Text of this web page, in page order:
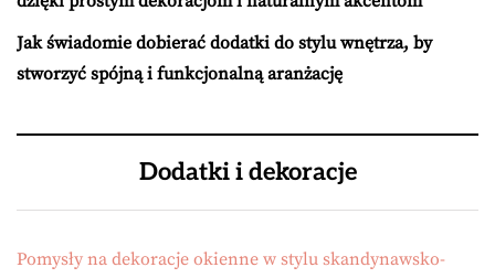
Jak świadomie dobierać dodatki do stylu wnętrza, by
stworzyć spójną i funkcjonalną aranżację
Dodatki i dekoracje
Pomysły na dekoracje okienne w stylu skandynawsko-